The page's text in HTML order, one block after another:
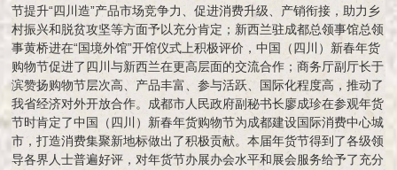
节提升“四川造”产品市场竞争力、促进消费升级、产销衔接，助力乡
村振兴和脱贫攻坚等方面予以充分肯定；新西兰驻成都总领事馆总领
事黄桥进在“国境外馆”开馆仪式上积极评价，中国（四川）新春年货
购物节促进了四川与新西兰在更高层面的交流合作；商务厅副厅长于
滨赞扬购物节层次高、产品丰富、参与活跃、国际化程度高，推动了
我省经济对外开放合作。成都市人民政府副秘书长廖成珍在参观年货
节时肯定了中国（四川）新春年货购物节为成都建设国际消费中心城
市，打造消费集聚新地标做出了积极贡献。本届年货节得到了各级领
导各界人士普遍好评，对年货节办展办会水平和展会服务给予了充分